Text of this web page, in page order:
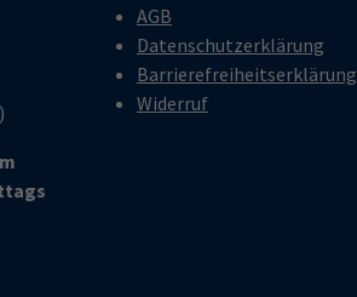
AGB
Datenschutzerklärung
Barrierefreiheitserklärung
Widerruf